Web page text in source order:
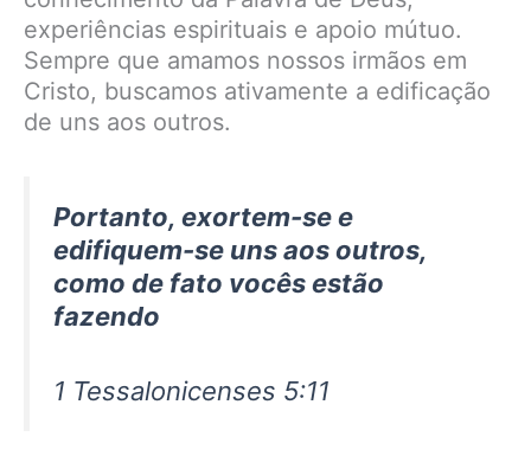
experiências espirituais e apoio mútuo.
Sempre que amamos nossos irmãos em
Cristo, buscamos ativamente a edificação
de uns aos outros.
Portanto, exortem-se e
edifiquem-se uns aos outros,
como de fato vocês estão
fazendo
1 Tessalonicenses 5:11